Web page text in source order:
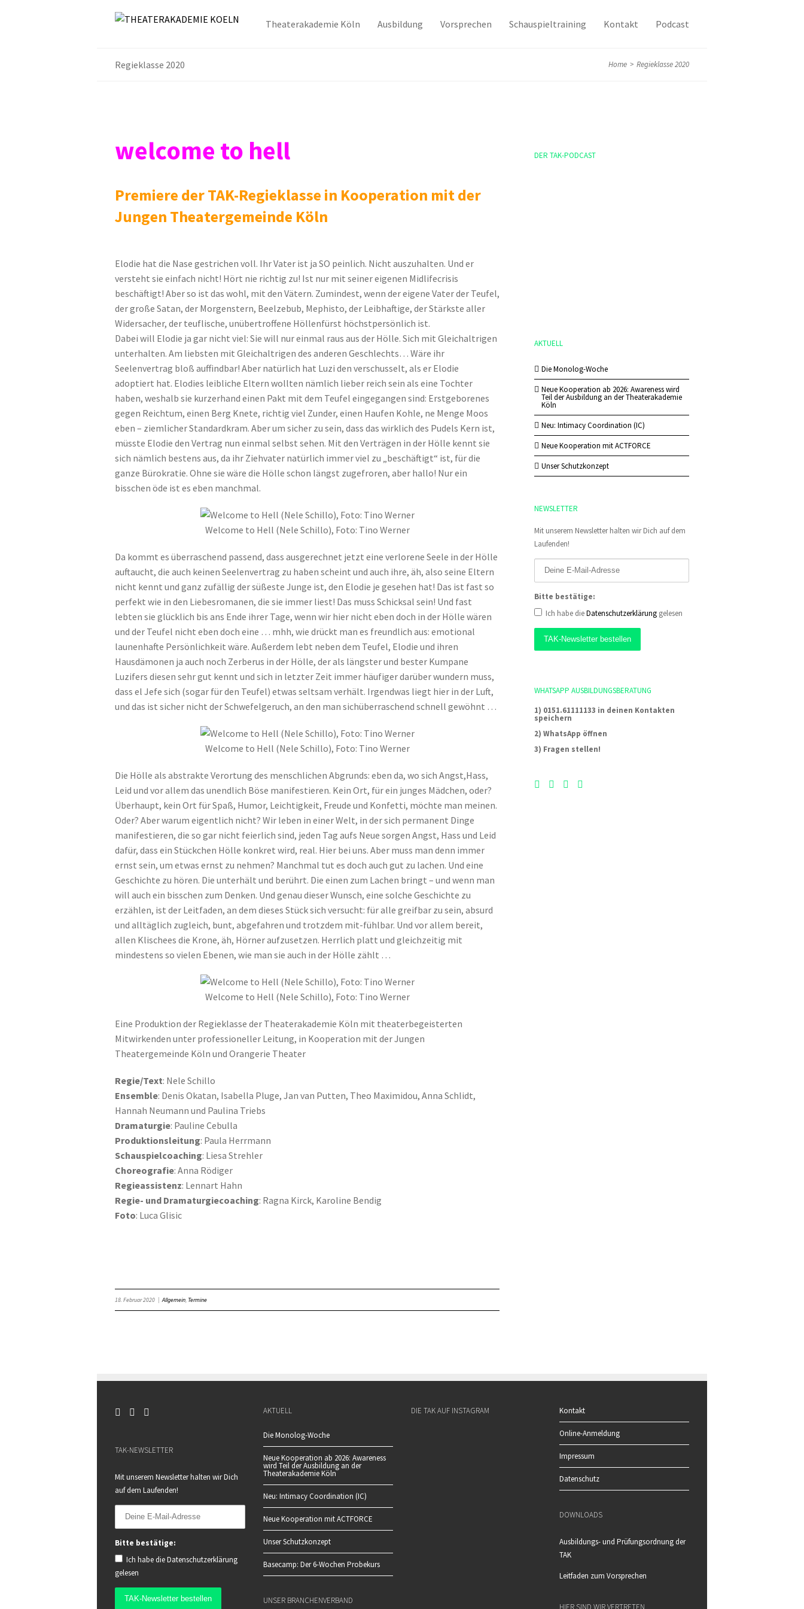
Theaterakademie Köln Ausbildung Vorsprechen Schauspieltraining Kontakt Podcast
Regieklasse 2020 Home > Regieklasse 2020
welcome to hell
Premiere der TAK-Regieklasse in Kooperation mit der
Jungen Theatergemeinde Köln
Elodie hat die Nase gestrichen voll. Ihr Vater ist ja SO peinlich. Nicht auszuhalten. Und er
versteht sie einfach nicht! Hört nie richtig zu! Ist nur mit seiner eigenen Midlifecrisis
beschäftigt! Aber so ist das wohl, mit den Vätern. Zumindest, wenn der eigene Vater der Teufel,
der große Satan, der Morgenstern, Beelzebub, Mephisto, der Leibhaftige, der Stärkste aller
Widersacher, der teuflische, unübertroffene Höllenfürst höchstpersönlich ist.
Dabei will Elodie ja gar nicht viel: Sie will nur einmal raus aus der Hölle. Sich mit Gleichaltrigen
unterhalten. Am liebsten mit Gleichaltrigen des anderen Geschlechts… Wäre ihr
Seelenvertrag bloß auffindbar! Aber natürlich hat Luzi den verschusselt, als er Elodie
adoptiert hat. Elodies leibliche Eltern wollten nämlich lieber reich sein als eine Tochter
haben, weshalb sie kurzerhand einen Pakt mit dem Teufel eingegangen sind: Erstgeborenes
gegen Reichtum, einen Berg Knete, richtig viel Zunder, einen Haufen Kohle, ne Menge Moos
eben – ziemlicher Standardkram. Aber um sicher zu sein, dass das wirklich des Pudels Kern ist,
müsste Elodie den Vertrag nun einmal selbst sehen. Mit den Verträgen in der Hölle kennt sie
sich nämlich bestens aus, da ihr Ziehvater natürlich immer viel zu „beschäftigt“ ist, für die
ganze Bürokratie. Ohne sie wäre die Hölle schon längst zugefroren, aber hallo! Nur ein
bisschen öde ist es eben manchmal.
Welcome to Hell (Nele Schillo), Foto: Tino Werner
Da kommt es überraschend passend, dass ausgerechnet jetzt eine verlorene Seele in der Hölle
auftaucht, die auch keinen Seelenvertrag zu haben scheint und auch ihre, äh, also seine Eltern
nicht kennt und ganz zufällig der süßeste Junge ist, den Elodie je gesehen hat! Das ist fast so
perfekt wie in den Liebesromanen, die sie immer liest! Das muss Schicksal sein! Und fast
lebten sie glücklich bis ans Ende ihrer Tage, wenn wir hier nicht eben doch in der Hölle wären
und der Teufel nicht eben doch eine … mhh, wie drückt man es freundlich aus: emotional
launenhafte Persönlichkeit wäre. Außerdem lebt neben dem Teufel, Elodie und ihren
Hausdämonen ja auch noch Zerberus in der Hölle, der als längster und bester Kumpane
Luzifers diesen sehr gut kennt und sich in letzter Zeit immer häufiger darüber wundern muss,
dass el Jefe sich (sogar für den Teufel) etwas seltsam verhält. Irgendwas liegt hier in der Luft,
und das ist sicher nicht der Schwefelgeruch, an den man sichüberraschend schnell gewöhnt …
Welcome to Hell (Nele Schillo), Foto: Tino Werner
Die Hölle als abstrakte Verortung des menschlichen Abgrunds: eben da, wo sich Angst,Hass,
Leid und vor allem das unendlich Böse manifestieren. Kein Ort, für ein junges Mädchen, oder?
Überhaupt, kein Ort für Spaß, Humor, Leichtigkeit, Freude und Konfetti, möchte man meinen.
Oder? Aber warum eigentlich nicht? Wir leben in einer Welt, in der sich permanent Dinge
manifestieren, die so gar nicht feierlich sind, jeden Tag aufs Neue sorgen Angst, Hass und Leid
dafür, dass ein Stückchen Hölle konkret wird, real. Hier bei uns. Aber muss man denn immer
ernst sein, um etwas ernst zu nehmen? Manchmal tut es doch auch gut zu lachen. Und eine
Geschichte zu hören. Die unterhält und berührt. Die einen zum Lachen bringt – und wenn man
will auch ein bisschen zum Denken. Und genau dieser Wunsch, eine solche Geschichte zu
erzählen, ist der Leitfaden, an dem dieses Stück sich versucht: für alle greifbar zu sein, absurd
und alltäglich zugleich, bunt, abgefahren und trotzdem mit-fühlbar. Und vor allem bereit,
allen Klischees die Krone, äh, Hörner aufzusetzen. Herrlich platt und gleichzeitig mit
mindestens so vielen Ebenen, wie man sie auch in der Hölle zählt …
Welcome to Hell (Nele Schillo), Foto: Tino Werner
Eine Produktion der Regieklasse der Theaterakademie Köln mit theaterbegeisterten
Mitwirkenden unter professioneller Leitung, in Kooperation mit der Jungen
Theatergemeinde Köln und Orangerie Theater
Regie/Text: Nele Schillo
Ensemble: Denis Okatan, Isabella Pluge, Jan van Putten, Theo Maximidou, Anna Schlidt,
Hannah Neumann und Paulina Triebs
Dramaturgie: Pauline Cebulla
Produktionsleitung: Paula Herrmann
Schauspielcoaching: Liesa Strehler
Choreografie: Anna Rödiger
Regieassistenz: Lennart Hahn
Regie- und Dramaturgiecoaching: Ragna Kirck, Karoline Bendig
Foto: Luca Glisic
18. Februar 2020 Allgemein, Termine
DER TAK-PODCAST
AKTUELL
Die Monolog-Woche
Neue Kooperation ab 2026: Awareness wird
Teil der Ausbildung an der Theaterakademie
Köln
Neu: Intimacy Coordination (IC)
Neue Kooperation mit ACTFORCE
Unser Schutzkonzept
NEWSLETTER
Mit unserem Newsletter halten wir Dich auf dem
Laufenden!
Bitte bestätige:
Ich habe dieDatenschutzerklärunggelesen
WHATSAPP AUSBILDUNGSBERATUNG
1) 0151.61111133 in deinen Kontakten
speichern
2) WhatsApp öffnen
3) Fragen stellen!
TAK-NEWSLETTER
Mit unserem Newsletter halten wir Dich
auf dem Laufenden!
Bitte bestätige:
Ich habe dieDatenschutzerklärung
gelesen
AKTUELL
Die Monolog-Woche
Neue Kooperation ab 2026: Awareness
wird Teil der Ausbildung an der
Theaterakademie Köln
Neu: Intimacy Coordination (IC)
Neue Kooperation mit ACTFORCE
Unser Schutzkonzept
Basecamp: Der 6-Wochen Probekurs
UNSER BRANCHENVERBAND
DIE TAK AUF INSTAGRAM Kontakt
Online-Anmeldung
Impressum
Datenschutz
DOWNLOADS
Ausbildungs- und Prüfungsordnung der
TAK
Leitfaden zum Vorsprechen